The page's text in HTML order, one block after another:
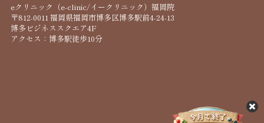
eクリニック（e-clinic/イークリニック）福岡院
〒812-0011 福岡県福岡市博多区博多駅前4-24-13
博多ビジネススクエア4F
アクセス：博多駅徒歩10分